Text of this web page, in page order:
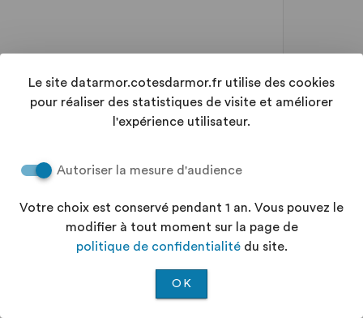
Le site datarmor.cotesdarmor.fr utilise des cookies
pour réaliser des statistiques de visite et améliorer
l'expérience utilisateur.
Autoriser la mesure d'audience
Votre choix est conservé pendant 1 an. Vous pouvez le
modifier à tout moment sur la page de
politique de confidentialitédu site.
OK